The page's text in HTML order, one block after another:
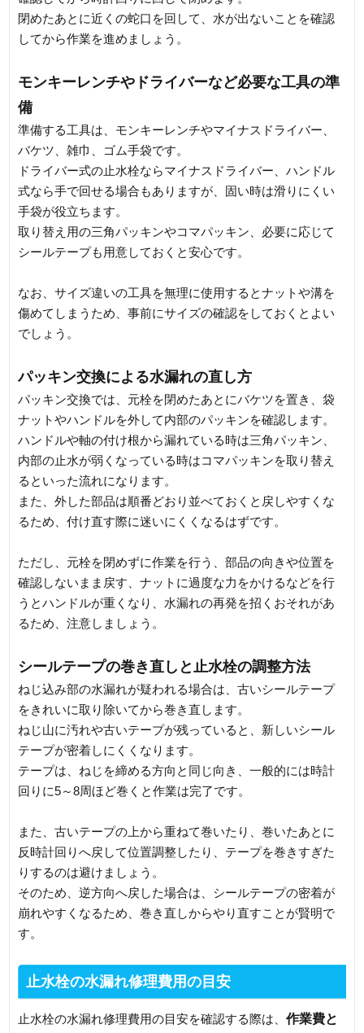
閉めたあとに近くの蛇口を回して、水が出ないことを確認
してから作業を進めましょう。
モンキーレンチやドライバーなど必要な工具の準
備
準備する工具は、モンキーレンチやマイナスドライバー、
バケツ、雑巾、ゴム手袋です。
ドライバー式の止水栓ならマイナスドライバー、ハンドル
式なら手で回せる場合もありますが、固い時は滑りにくい
手袋が役立ちます。
取り替え用の三角パッキンやコマパッキン、必要に応じて
シールテープも用意しておくと安心です。
なお、サイズ違いの工具を無理に使用するとナットや溝を
傷めてしまうため、事前にサイズの確認をしておくとよい
でしょう。
パッキン交換による水漏れの直し方
パッキン交換では、元栓を閉めたあとにバケツを置き、袋
ナットやハンドルを外して内部のパッキンを確認します。
ハンドルや軸の付け根から漏れている時は三角パッキン、
内部の止水が弱くなっている時はコマパッキンを取り替え
るといった流れになります。
また、外した部品は順番どおり並べておくと戻しやすくな
るため、付け直す際に迷いにくくなるはずです。
ただし、元栓を閉めずに作業を行う、部品の向きや位置を
確認しないまま戻す、ナットに過度な力をかけるなどを行
うとハンドルが重くなり、水漏れの再発を招くおそれがあ
るため、注意しましょう。
シールテープの巻き直しと止水栓の調整方法
ねじ込み部の水漏れが疑われる場合は、古いシールテープ
をきれいに取り除いてから巻き直します。
ねじ山に汚れや古いテープが残っていると、新しいシール
テープが密着しにくくなります。
テープは、ねじを締める方向と同じ向き、一般的には時計
回りに5～8周ほど巻くと作業は完了です。
また、古いテープの上から重ねて巻いたり、巻いたあとに
反時計回りへ戻して位置調整したり、テープを巻きすぎた
りするのは避けましょう。
そのため、逆方向へ戻した場合は、シールテープの密着が
崩れやすくなるため、巻き直しからやり直すことが賢明で
す。
止水栓の水漏れ修理費用の目安
止水栓の水漏れ修理費用の目安を確認する際は、作業費と